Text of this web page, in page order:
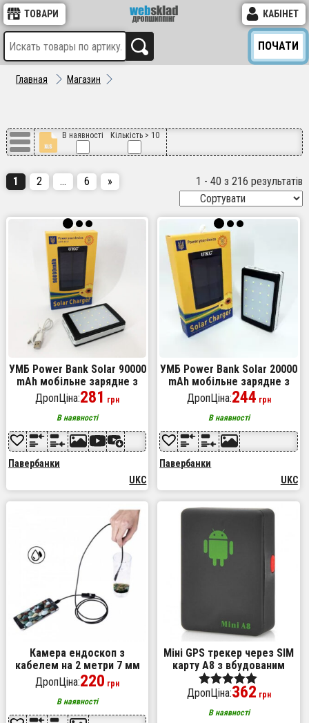
ТОВАРИ КАБІНЕТ
ПОЧАТИ
Главная Магазин
В наявності Кількість > 10
1 2 … 6 » 1 - 40 з 216 результатів
УМБ Power Bank Solar 90000
mAh мобільне зарядне з
сонячною панеллю та
лампою, Power Bank
Charger Батарея
ДропЦіна:281 грн
В наявності
Павербанки
UKC
УМБ Power Bank Solar 20000
mAh мобільне зарядне з
сонячною панеллю та
лампою, повербанк для
планшета
ДропЦіна:244 грн
В наявності
Павербанки
UKC
Камера ендоскоп з
кабелем на 2 метри 7 мм
USB/micro USB з
підсвічуванням, Usb
ендоскоп для андроїд
ДропЦіна:220 грн
В наявності
Міні GPS трекер через SIM
карту А8 з вбудованим
мікрофоном, GPS GSM
трекер для авто, Маячок
Оценка
из 5
ДропЦіна:362 грн
В наявності